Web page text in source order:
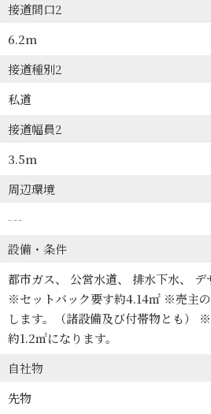
接道間口2
6.2m
接道種別2
私道
接道幅員2
3.5m
周辺環境
---
設備・条件
都市ガス
公営水道 排水下水
デ
※セットバック要す約4.14㎡ ※売主
します。（諸設備及び付帯物とも）
約1.2㎡になります。
自社物
先物